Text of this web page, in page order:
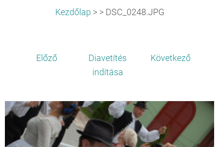
Kezdőlap > > DSC_0248.JPG
Előző
Diavetítés
indítása
Következő